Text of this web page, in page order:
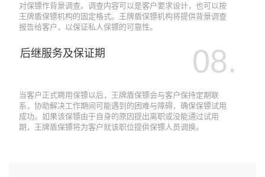
对保镖作背景调查。调查内容可以是客户要求设计，也可以按
王牌盾保镖机构的固定格式。王牌盾保镖机构将提供背景调查
报告给客户，以保证私人保镖的可靠性。
后继服务及保证期 08.
当客户正式聘用保镖以后，王牌盾保镖会与客户保持定期联
系，协助解决工作期间可能遇到的困难与障碍，确保保镖试用
成功。如果该保镖由于自身的原因提出离职或没能通过试用
期，王牌盾保镖将为客户就该职位提供保镖人员调换。